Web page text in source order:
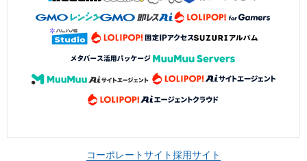
コーポレートサイト採用サイト